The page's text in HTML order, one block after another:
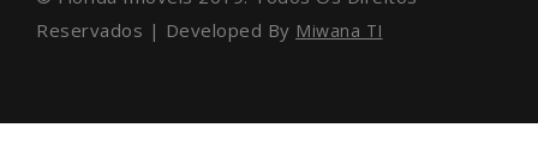
Reservados | Developed By Miwana TI